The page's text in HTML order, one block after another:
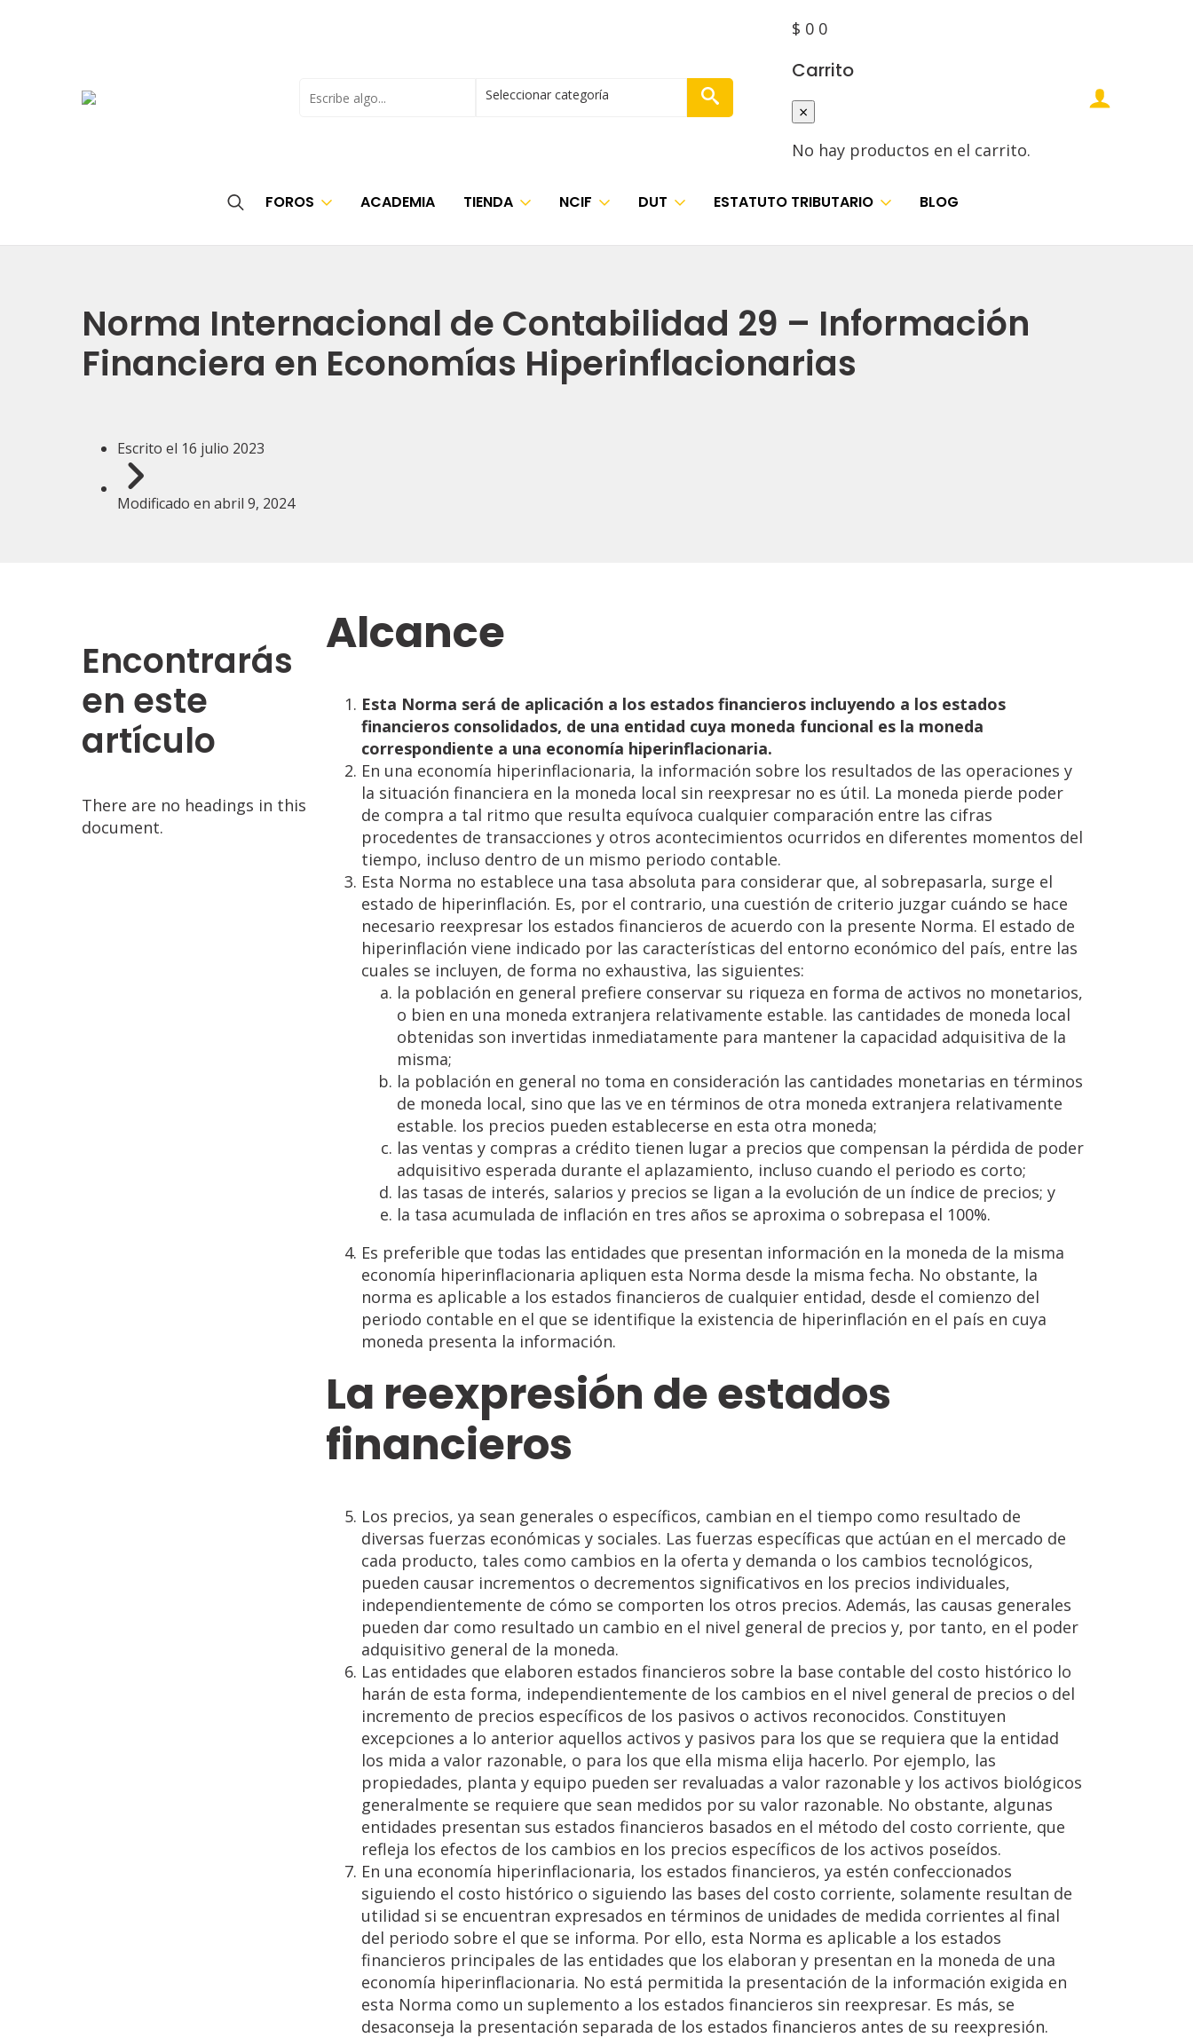
Buscar Seleccionar categoría
$ 0 0
Carrito
×
No hay productos en el carrito.
for:
FOROS ACADEMIA TIENDA NCIF DUT ESTATUTO TRIBUTARIO BLOG
Norma Internacional de Contabilidad 29 – Información
Financiera en Economías Hiperinflacionarias
Escrito el 16 julio 2023
Modificado en abril 9, 2024
Encontrarás
en este
artículo
There are no headings in this
document.
Alcance
Esta Norma será de aplicación a los estados financieros incluyendo a los estados
financieros consolidados, de una entidad cuya moneda funcional es la moneda
correspondiente a una economía hiperinflacionaria.
En una economía hiperinflacionaria, la información sobre los resultados de las operaciones y
la situación financiera en la moneda local sin reexpresar no es útil. La moneda pierde poder
de compra a tal ritmo que resulta equívoca cualquier comparación entre las cifras
procedentes de transacciones y otros acontecimientos ocurridos en diferentes momentos del
tiempo, incluso dentro de un mismo periodo contable.
Esta Norma no establece una tasa absoluta para considerar que, al sobrepasarla, surge el
estado de hiperinflación. Es, por el contrario, una cuestión de criterio juzgar cuándo se hace
necesario reexpresar los estados financieros de acuerdo con la presente Norma. El estado de
hiperinflación viene indicado por las características del entorno económico del país, entre las
cuales se incluyen, de forma no exhaustiva, las siguientes:
la población en general prefiere conservar su riqueza en forma de activos no monetarios,
o bien en una moneda extranjera relativamente estable. las cantidades de moneda local
obtenidas son invertidas inmediatamente para mantener la capacidad adquisitiva de la
misma;
la población en general no toma en consideración las cantidades monetarias en términos
de moneda local, sino que las ve en términos de otra moneda extranjera relativamente
estable. los precios pueden establecerse en esta otra moneda;
las ventas y compras a crédito tienen lugar a precios que compensan la pérdida de poder
adquisitivo esperada durante el aplazamiento, incluso cuando el periodo es corto;
las tasas de interés, salarios y precios se ligan a la evolución de un índice de precios; y
la tasa acumulada de inflación en tres años se aproxima o sobrepasa el 100%.
Es preferible que todas las entidades que presentan información en la moneda de la misma
economía hiperinflacionaria apliquen esta Norma desde la misma fecha. No obstante, la
norma es aplicable a los estados financieros de cualquier entidad, desde el comienzo del
periodo contable en el que se identifique la existencia de hiperinflación en el país en cuya
moneda presenta la información.
La reexpresión deestados
financieros
Los precios, ya sean generales o específicos, cambian en el tiempo como resultado de
diversas fuerzas económicas y sociales. Las fuerzas específicas que actúan en el mercado de
cada producto, tales como cambios en la oferta y demanda o los cambios tecnológicos,
pueden causar incrementos o decrementos significativos en los precios individuales,
independientemente de cómo se comporten los otros precios. Además, las causas generales
pueden dar como resultado un cambio en el nivel general de precios y, por tanto, en el poder
adquisitivo general de la moneda.
Las entidades que elaboren estados financieros sobre la base contable del costo histórico lo
harán de esta forma, independientemente de los cambios en el nivel general de precios o del
incremento de precios específicos de los pasivos o activos reconocidos. Constituyen
excepciones a lo anterior aquellos activos y pasivos para los que se requiera que la entidad
los mida a valor razonable, o para los que ella misma elija hacerlo. Por ejemplo, las
propiedades, planta y equipo pueden ser revaluadas a valor razonable y los activos biológicos
generalmente se requiere que sean medidos por su valor razonable. No obstante, algunas
entidades presentan sus estados financieros basados en el método del costo corriente, que
refleja los efectos de los cambios en los precios específicos de los activos poseídos.
En una economía hiperinflacionaria, los estados financieros, ya estén confeccionados
siguiendo el costo histórico o siguiendo las bases del costo corriente, solamente resultan de
utilidad si se encuentran expresados en términos de unidades de medida corrientes al final
del periodo sobre el que se informa. Por ello, esta Norma es aplicable a los estados
financieros principales de las entidades que los elaboran y presentan en la moneda de una
economía hiperinflacionaria. No está permitida la presentación de la información exigida en
esta Norma como un suplemento a los estados financieros sin reexpresar. Es más, se
desaconseja la presentación separada de los estados financieros antes de su reexpresión.